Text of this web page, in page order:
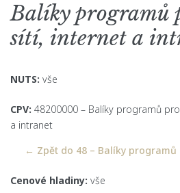
Balíky programů
sítí, internet a
NUTS: vše
CPV: 48200000 – Balíky programů
a intranet
← Zpět do 48 – Balíky
Cenové hladiny: vše